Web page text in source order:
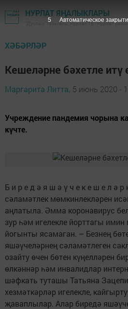
НУРЛАТ ЯҢАЛЫКЛАРЫ
"Дуслык" газетасы, Нурлат ТВ - Нурлат
ХӘБӘРЛӘР
Кешеләрне бәхетле итү
Маргарита Литта, 5 июнь 2020 -
Учреждение пандемия чорына
күчте.
Б и р е д ә я ш ә ү ч е к е ш е л ә р
сәламәтлек мөмкинлекләрен
аңлатыла. Әмма коронавирус
зур һәм игелекле йорттагы
йогынты ясамаган. – Безнең
яшәүчеләрнең сәламәтлеген
озайту өчен бөтен күңелләрен
өлкәннәр һәм инвалидлар
шәфкать туташы Татьяна
хезмәткәрләр игелекле,
җаваплылар. Алар биредә
4 Автоматическое